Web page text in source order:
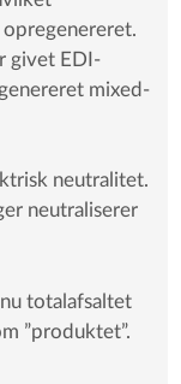
givet EDI-
mixed-
neutralitet.
neutraliserer
totalafsaltet
”produktet”.